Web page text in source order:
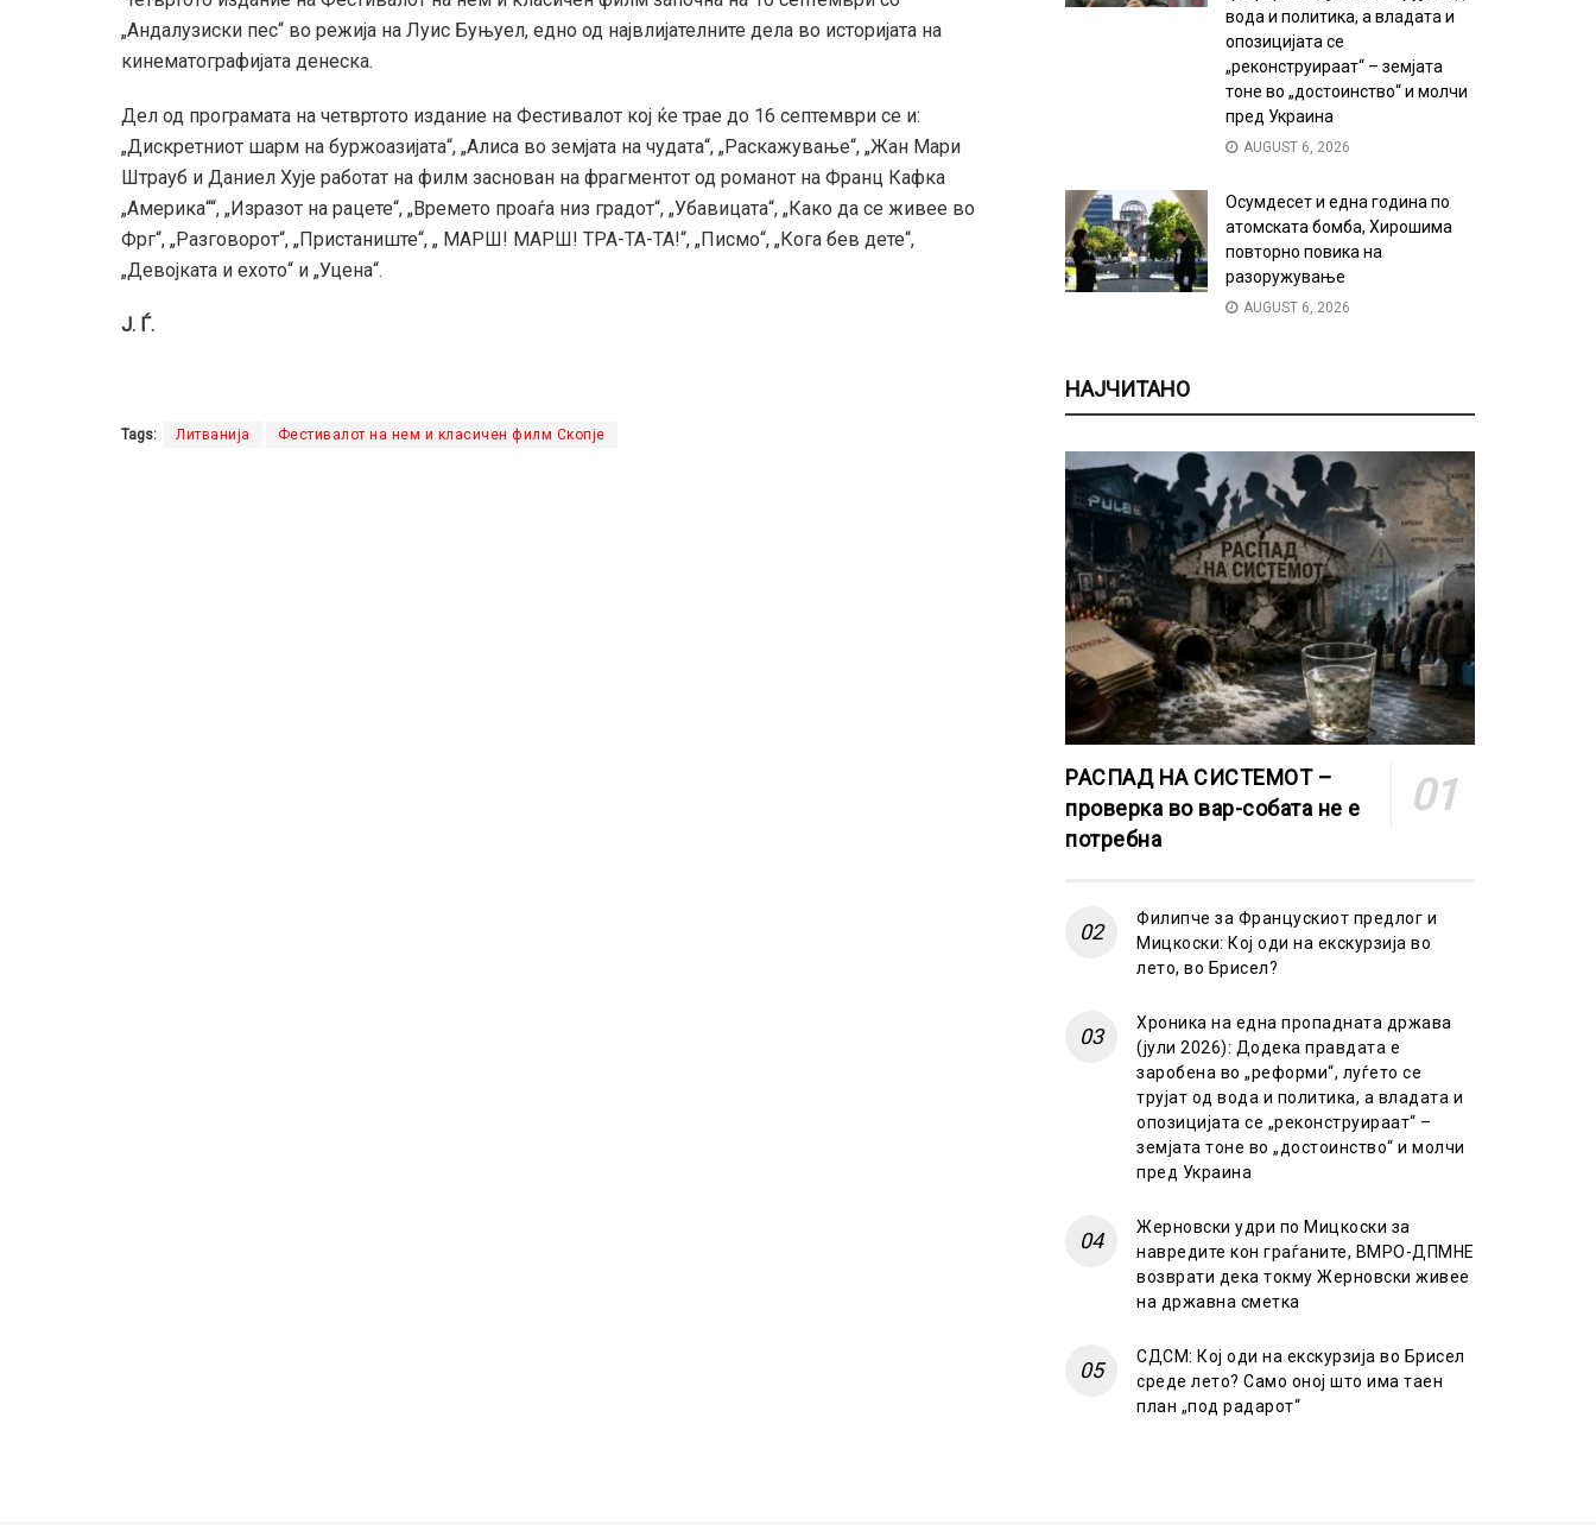
„Андалузиски пес“ во режија на Луис Буњуел, едно од највлијателните дела во историјата на
кинематографијата денеска.
Дел од програмата на четвртото издание на Фестивалот кој ќе трае до 16 септември се и:
„Дискретниот шарм на буржоазијата“, „Алиса во земјата на чудата“, „Раскажување“, „Жан Мари
Штрауб и Даниел Хује работат на филм заснован на фрагментот од романот на Франц Кафка
„Америка““, „Изразот на рацете“, „Времето проаѓа низ градот“, „Убавицата“, „Како да се живее во
Фрг“, „Разговорот“, „Пристаниште“, „ МАРШ! МАРШ! ТРА-ТА-ТА!“, „Писмо“, „Кога бев дете“,
„Девојката и ехото“ и „Уцена“.
Ј. Ѓ.
Tags: Литванија Фестивалот на нем и класичен филм Скопје
вода и политика, а владата и
опозицијата се
„реконструираат“ – земјата
тоне во „достоинство“ и молчи
пред Украина
AUGUST 6, 2026
Осумдесет и една година по
атомската бомба, Хирошима
повторно повика на
разоружување
AUGUST 6, 2026
НАЈЧИТАНО
РАСПАД НА СИСТЕМОТ –
проверка во вар-собата не е
потребна
Филипче за Францускиот предлог и
Мицкоски: Кој оди на екскурзија во
лето, во Брисел?
Хроника на една пропадната држава
(јули 2026): Додека правдата е
заробена во „реформи“, луѓето се
трујат од вода и политика, а владата и
опозицијата се „реконструираат“ –
земјата тоне во „достоинство“ и молчи
пред Украина
Жерновски удри по Мицкоски за
навредите кон граѓаните, ВМРО-ДПМНЕ
возврати дека токму Жерновски живее
на државна сметка
СДСМ: Кој оди на екскурзија во Брисел
среде лето? Само оној што има таен
план „под радарот“